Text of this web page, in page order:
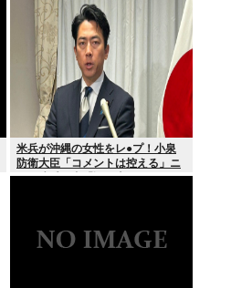
米兵が沖縄の女性をレ●プ！小泉
防衛大臣「コメントは控える」ニ
ュー速愛国者「辺野古！」